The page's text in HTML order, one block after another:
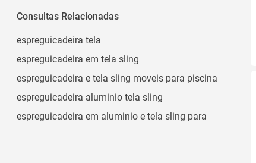
Marrom
Consultas Relacionadas
espreguicadeira tela
espreguicadeira em tela sling
espreguicadeira e tela sling moveis para piscina
espreguicadeira aluminio tela sling
espreguicadeira em aluminio e tela sling para